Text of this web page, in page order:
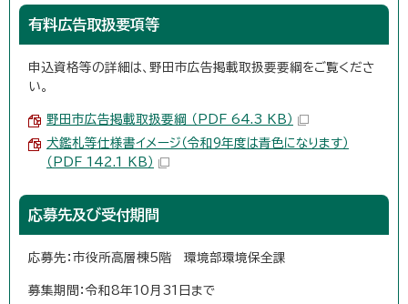
有料広告取扱要項等
申込資格等の詳細は、野田市広告掲載取扱要要綱をご覧くださ
い。
野田市広告掲載取扱要綱 （PDF 64.3 KB）
犬鑑札等仕様書イメージ（令和9年度は青色になります）
（PDF 142.1 KB）
応募先及び受付期間
応募先：市役所高層棟5階 環境部環境保全課
募集期間：令和8年10月31日まで